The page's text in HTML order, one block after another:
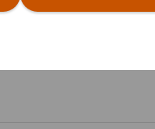
dinâmico/estático
de densidade variável